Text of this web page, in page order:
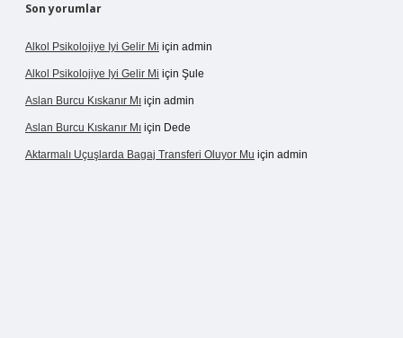
Son yorumlar
Alkol Psikolojiye Iyi Gelir Mi için admin
Alkol Psikolojiye Iyi Gelir Mi için Şule
Aslan Burcu Kıskanır Mı için admin
Aslan Burcu Kıskanır Mı için Dede
Aktarmalı Uçuşlarda Bagaj Transferi Oluyor Mu için admin